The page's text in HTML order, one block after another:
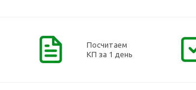
Посчитаем
КП за 1 день